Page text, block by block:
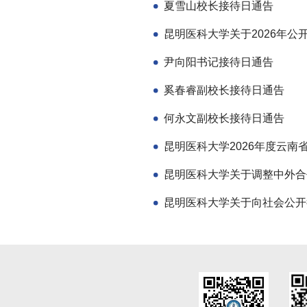
夏雪山校长接待日通告
尹向阳书记接待日通告
奚春睿副校长接待日通告
何永文副校长接待日通告